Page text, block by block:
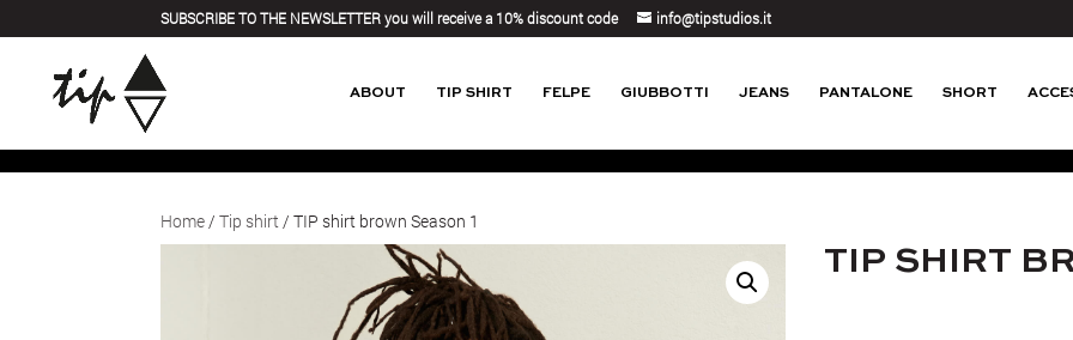
SUBSCRIBE TO THE NEWSLETTER you will receive a 10% discount code info@tipstudios.it
ABOUT TIP SHIRT FELPE GIUBBOTTI JEANS PANTALONE SHORT
Home/Tip shirt/ TIP shirt brown Season 1
TIP SHIRT